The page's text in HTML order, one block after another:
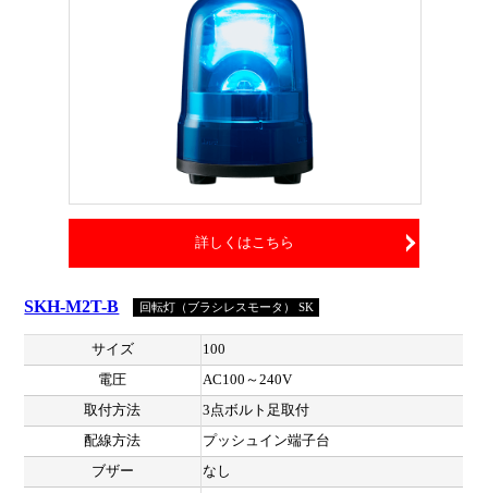
詳しくはこちら
SKH-M2T-B 回転灯（ブラシレスモータ） SK
サイズ
100
電圧
AC100～240V
取付方法
3点ボルト足取付
配線方法
プッシュイン端子台
ブザー
なし